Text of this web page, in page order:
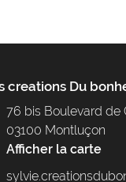
creations Du
76 bis Boulevard de
03100 Montluçon
Afficher la carte